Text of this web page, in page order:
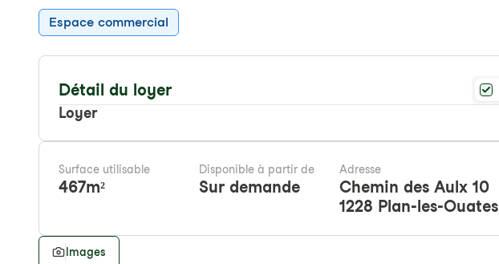
Espace commercial
Détail du loyer
Loyer
Surface utilisable
467m²
Disponible à partir de
Sur demande
Adresse
Chemin des Aulx 10
1228 Plan-les-Ouates
Images